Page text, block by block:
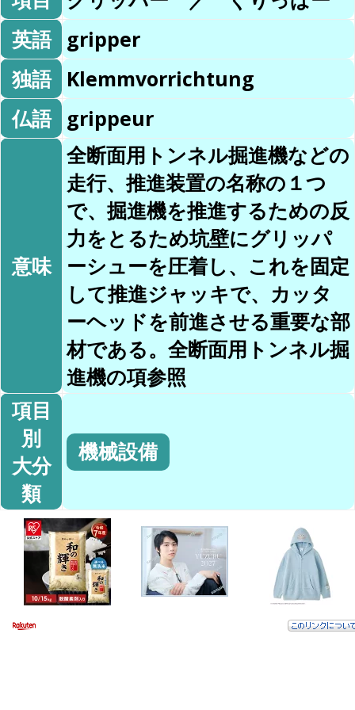
英語
gripper
独語
Klemmvorrichtung
仏語
grippeur
意味
全断面用トンネル掘進機などの
走行、推進装置の名称の１つ
で、掘進機を推進するための反
力をとるため坑壁にグリッパ
ーシューを圧着し、これを固定
して推進ジャッキで、カッタ
ーヘッドを前進させる重要な部
材である。全断面用トンネル掘
進機の項参照
項目
別
大分
類
機械設備